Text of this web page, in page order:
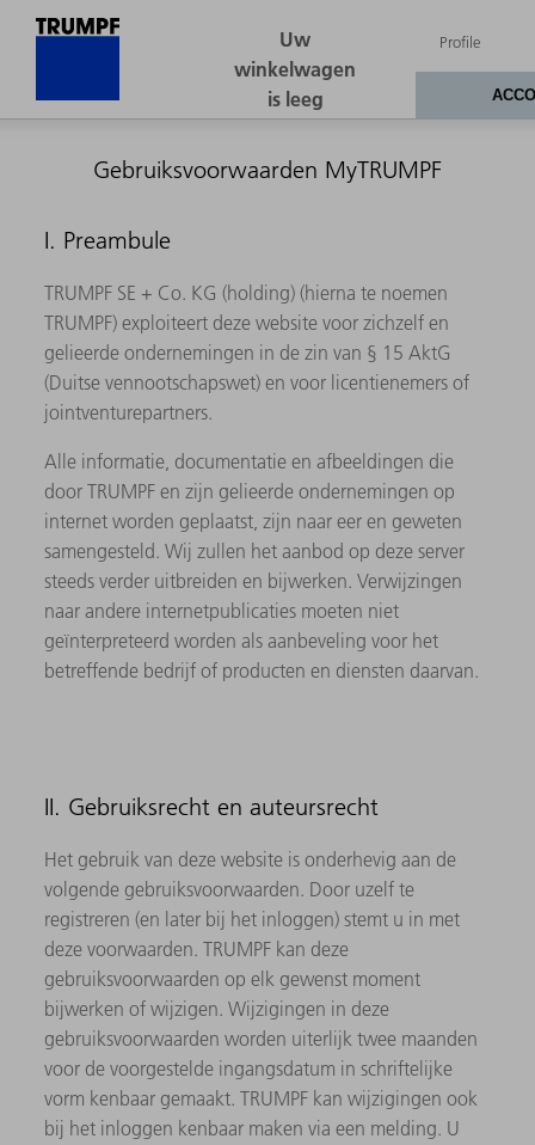
Gebruiksvoorwaarden MyTRUMPF
I. Preambule
TRUMPF SE + Co. KG (holding) (hierna te noemen
TRUMPF) exploiteert deze website voor zichzelf en
gelieerde ondernemingen in de zin van § 15 AktG
(Duitse vennootschapswet) en voor licentienemers of
jointventurepartners.
Alle informatie, documentatie en afbeeldingen die
door TRUMPF en zijn gelieerde ondernemingen op
internet worden geplaatst, zijn naar eer en geweten
samengesteld. Wij zullen het aanbod op deze server
steeds verder uitbreiden en bijwerken. Verwijzingen
naar andere internetpublicaties moeten niet
geïnterpreteerd worden als aanbeveling voor het
betreffende bedrijf of producten en diensten daarvan.
II. Gebruiksrecht en auteursrecht
Het gebruik van deze website is onderhevig aan de
volgende gebruiksvoorwaarden. Door uzelf te
registreren (en later bij het inloggen) stemt u in met
deze voorwaarden. TRUMPF kan deze
gebruiksvoorwaarden op elk gewenst moment
bijwerken of wijzigen. Wijzigingen in deze
gebruiksvoorwaarden worden uiterlijk twee maanden
voor de voorgestelde ingangsdatum in schriftelijke
vorm kenbaar gemaakt. TRUMPF kan wijzigingen ook
bij het inloggen kenbaar maken via een melding. U